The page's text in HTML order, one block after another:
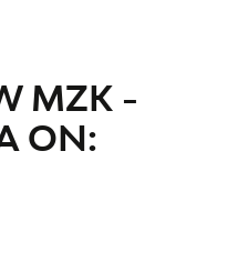
MZK -
ON: